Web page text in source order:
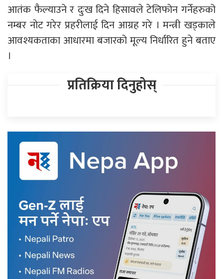
आतंक फैल्याउने र दुःख दिने हिसावले टेलिफोन गर्नेहरुको
नम्बर नोट गरेर प्रहरीलाई दिन आग्रह गरे । मन्त्री खड्काले
आवश्यकताका आधारमा बजारको मूल्य निर्धारित हुने बताए
।
प्रतिक्रिया दिनुहोस्